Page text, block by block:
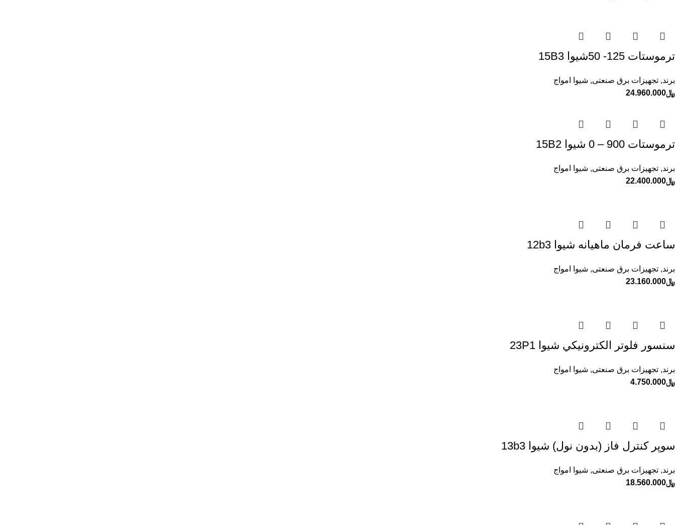
ترموستات 125- 50شيوا 15B3
برند, تجهیزات برق صنعتی, شیوا امواج
﷼24.960.000
ترموستات 900 – 0 شيوا 15B2
برند, تجهیزات برق صنعتی, شیوا امواج
﷼22.400.000
ساعت فرمان ماهيانه شيوا 12b3
برند, تجهیزات برق صنعتی, شیوا امواج
﷼23.160.000
سنسور فلوتر الكترونيكي شيوا 23P1
برند, تجهیزات برق صنعتی, شیوا امواج
﷼4.750.000
سوپر كنترل فاز (بدون نول) شيوا 13b3
برند, تجهیزات برق صنعتی, شیوا امواج
﷼18.560.000